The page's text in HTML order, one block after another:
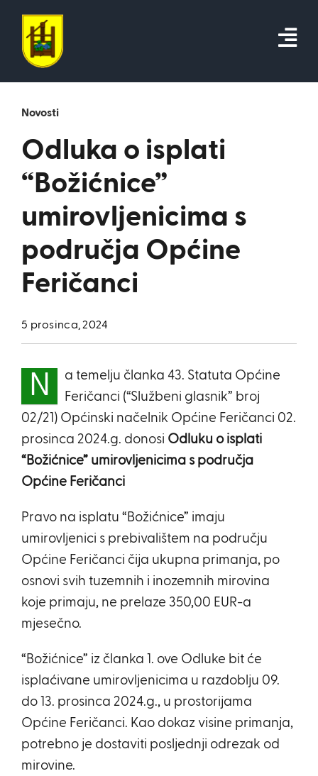
content
Novosti
Odluka o isplati
“Božićnice”
umirovljenicima s
područja Općine
Feričanci
5 prosinca, 2024
N
a temelju članka 43. Statuta Općine
Feričanci (“Službeni glasnik” broj
02/21) Općinski načelnik Općine Feričanci 02.
prosinca 2024.g. donosi Odluku o isplati
“Božićnice” umirovljenicima s područja
Općine Feričanci
Pravo na isplatu “Božićnice” imaju
umirovljenici s prebivalištem na području
Općine Feričanci čija ukupna primanja, po
osnovi svih tuzemnih i inozemnih mirovina
koje primaju, ne prelaze 350,00 EUR-a
mjesečno.
“Božićnice” iz članka 1. ove Odluke bit će
isplaćivane umirovljenicima u razdoblju 09.
do 13. prosinca 2024.g., u prostorijama
Općine Feričanci. Kao dokaz visine primanja,
potrebno je dostaviti posljednji odrezak od
mirovine.